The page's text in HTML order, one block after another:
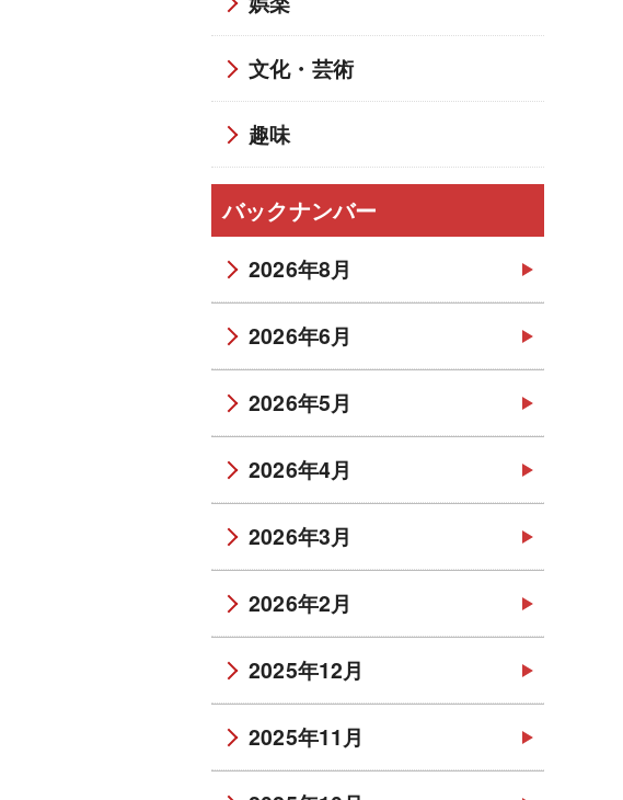
文化・芸術
趣味
バックナンバー
2026年8月
2026年6月
2026年5月
2026年4月
2026年3月
2026年2月
2025年12月
2025年11月